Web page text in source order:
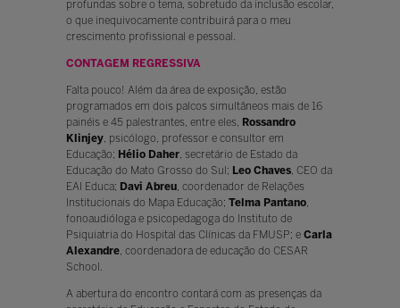
profundas sobre o tema, sobretudo da inclusão escolar,
o que inequivocamente contribuirá para o meu
crescimento profissional e pessoal.
CONTAGEM REGRESSIVA
Falta pouco! Além da área de exposição, estão
programados em dois palcos simultâneos mais de 16
painéis e 45 palestrantes, entre eles, Rossandro
Klinjey, psicólogo, professor e consultor em
Educação; Hélio Daher, secretário de Estado da
Educação do Mato Grosso do Sul; Leo Chaves, CEO da
EAI Educa; Davi Abreu, coordenador de Relações
Institucionais do Mapa Educação; Telma Pantano,
fonoaudióloga e psicopedagoga do Instituto de
Psiquiatria do Hospital das Clínicas da FMUSP; e Carla
Alexandre, coordenadora de educação do CESAR
School.
A abertura do encontro contará com as presenças da